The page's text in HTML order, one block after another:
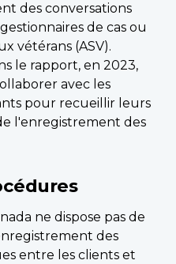
des conversations
de cas ou
vétérans (ASV).
le rapport, en 2023,
avec les
pour recueillir leurs
l'enregistrement des
ne dispose pas de
des
entre les clients et